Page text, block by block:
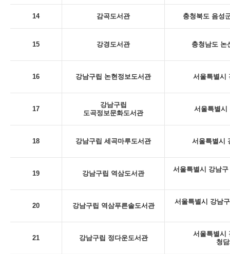
14 감곡도서관 충청북도 음성
15 강경도서관 충청남도 논
16 강남구립 논현정보도서관 서울특별시
17
강남구립
도곡정보문화도서관
서울특별시
18 강남구립 세곡마루도서관 서울특별시
19 강남구립 역삼도서관
서울특별시 강남
20 강남구립 역삼푸른솔도서관
서울특별시 강남
21 강남구립 정다운도서관
서울특별시
청